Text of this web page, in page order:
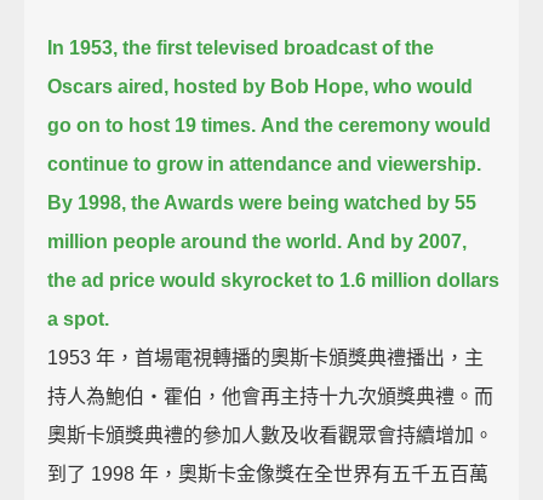
In 1953, the first televised broadcast of the
Oscars aired, hosted by Bob Hope, who would
go on to host 19 times. And the ceremony would
continue to grow in attendance and viewership.
By 1998, the Awards were being watched by 55
million people around the world. And by 2007,
the ad price would skyrocket to 1.6 million dollars
a spot.
1953 年，首場電視轉播的奧斯卡頒獎典禮播出，主
持人為鮑伯‧霍伯，他會再主持十九次頒獎典禮。而
奧斯卡頒獎典禮的參加人數及收看觀眾會持續增加。
到了 1998 年，奧斯卡金像獎在全世界有五千五百萬